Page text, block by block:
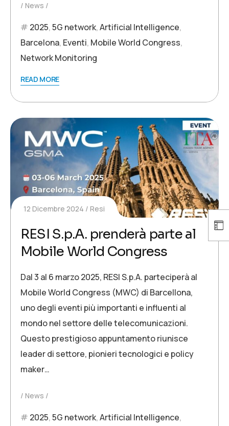
News
2025,5G network,Artificial Intelligence,
Barcelona, Eventi, Mobile World Congress,
Network Monitoring
READ MORE
12 Dicembre 2024 Resi
RESI S.p.A. prenderà parte al
Mobile World Congress
Dal 3 al 6 marzo 2025, RESI S.p.A. parteciperà al
Mobile World Congress (MWC) di Barcellona,
uno degli eventi più importanti e influenti al
mondo nel settore delle telecomunicazioni.
Questo prestigioso appuntamento riunisce
leader di settore, pionieri tecnologici e policy
maker…
News
2025,5G network,Artificial Intelligence,